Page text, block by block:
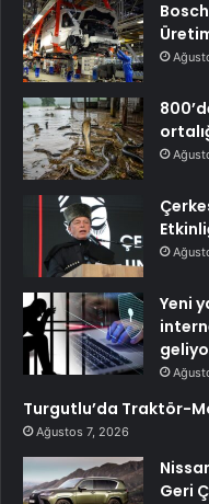
Yeni
Turgutlu’da Traktör-
Ağustos 7, 2026
Geri